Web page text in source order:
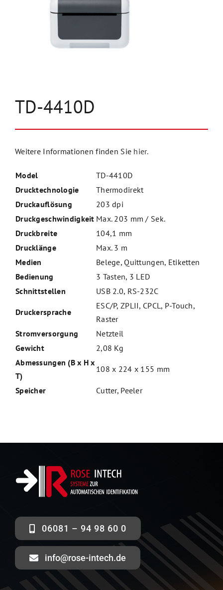
Unternehmen
TD-4410D
Weitere Informationen finden Sie hier.
Model
TD-4410D
Drucktechnologie
Thermodirekt
Druckauflösung
203 dpi
Druckgeschwindigkeit Max. 203 mm / Sek.
Druckbreite
104,1 mm
Drucklänge
Max. 3 m
Medien
Belege, Quittungen, Etiketten
Bedienung
3 Tasten, 3 LED
Schnittstellen
USB 2.0, RS-232C
Druckersprache
ESC/P, ZPLII, CPCL, P-Touch,
Raster
Stromversorgung
Netzteil
Gewicht
2,08 Kg
Abmessungen (B x H x
T)
108 x 224 x 155 mm
Speicher Cutter, Peeler
06081 – 94 98 60 0
info@rose-intech.de